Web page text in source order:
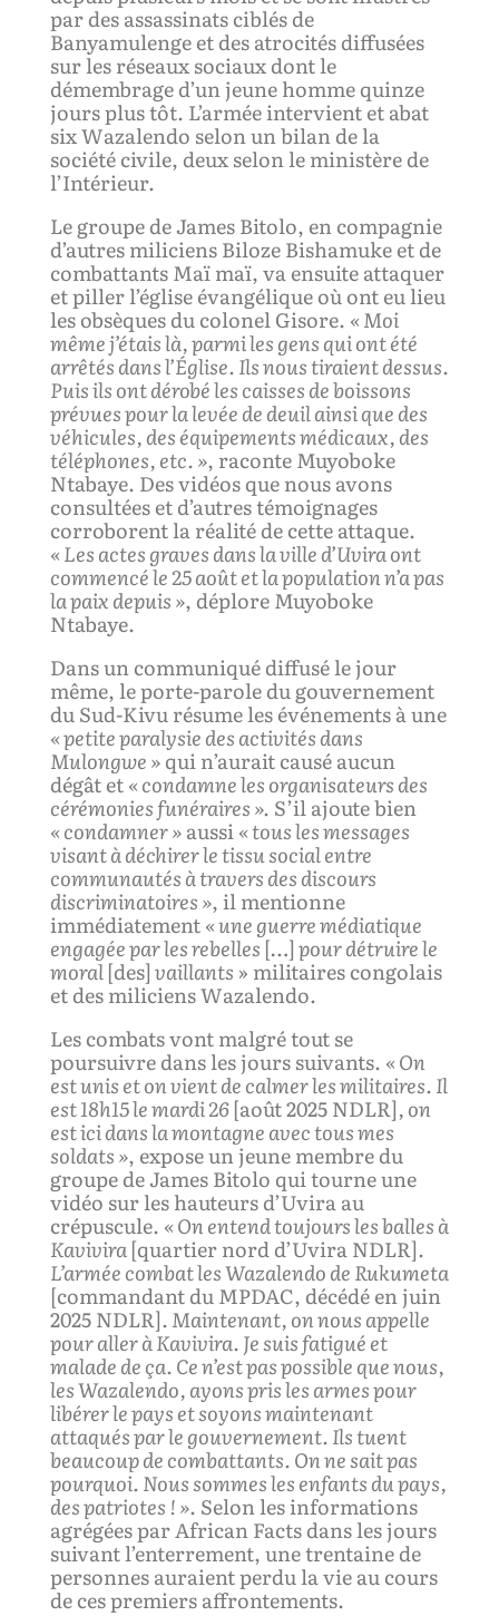
par des assassinats ciblés de
Banyamulenge et des atrocités diffusées
sur les réseaux sociaux dont le
démembrage d’un jeune homme quinze
jours plus tôt. L’armée intervient et abat
six Wazalendo selon un bilan de la
société civile, deux selon le ministère de
l’Intérieur.
Le groupe de James Bitolo, en compagnie
d’autres miliciens Biloze Bishamuke et de
combattants Maï maï, va ensuite attaquer
et piller l’église évangélique où ont eu lieu
les obsèques du colonel Gisore. «Moi
même j’étais là, parmi les gens qui ont été
arrêtés dans l’Église. Ils nous tiraientdessus.
Puis ils ont dérobé les caisses de boissons
prévues pour la levée de deuil ainsi quedes
véhicules,des équipements médicaux, des
téléphones, etc. », raconte Muyoboke
Ntabaye. Des vidéos que nous avons
consultées et d’autres témoignages
corroborent la réalité de cette attaque.
« Les actes graves dans la ville d’Uviraont
commencé le 25 août et la population n’a pas
la paix depuis », déplore Muyoboke
Ntabaye.
Dans un communiqué diffusé le jour
même, le porte-parole du gouvernement
du Sud-Kivu résume les événements à une
« petite paralysie des activités dans
Mulongwe »qui n’aurait causé aucun
dégât et« condamne les organisateurs des
cérémonies funéraires ». S’il ajoute bien
« condamner »aussi« tous les messages
visant à déchirer le tissu social entre
communautés à travers des discours
discriminatoires », il mentionne
immédiatement« une guerre médiatique
engagée par les rebelles […]pour détruire le
moral[des]vaillants » militaires congolais
et des miliciens Wazalendo.
Les combats vont malgré tout se
poursuivre dans les jours suivants. «On
est unis et on vient de calmer lesmilitaires.Il
est 18h15 le mardi 26[août 2025 NDLR], on
est ici dans la montagne avec tous mes
soldats », expose un jeune membre du
groupe de James Bitolo qui tourne une
vidéo sur les hauteurs d’Uvira au
crépuscule. « On entend toujours les balles à
Kavivira[quartier nord d’Uvira NDLR].
L’arméecombat les Wazalendo de Rukumeta
[commandant du MPDAC, décédé en juin
2025 NDLR]. Maintenant, on nous appelle
pour aller à Kavivira. Je suis fatigué et
maladede ça. Ce n’est pas possible que nous,
les Wazalendo, ayonspris les armes pour
libérer le pays et soyons maintenant
attaqués par le gouvernement. Ils tuent
beaucoup de combattants. On ne sait pas
pourquoi. Nous sommes les enfants du pays,
des patriotes ! ». Selon les informations
agrégées par African Facts dans les jours
suivant l’enterrement, une trentaine de
personnes auraient perdu la vie au cours
de ces premiers affrontements.